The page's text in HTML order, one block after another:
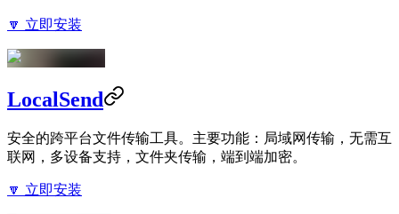
🔽 立即安装
LocalSend
安全的跨平台文件传输工具。主要功能：局域网传输，无需互
联网，多设备支持，文件夹传输，端到端加密。
🔽 立即安装